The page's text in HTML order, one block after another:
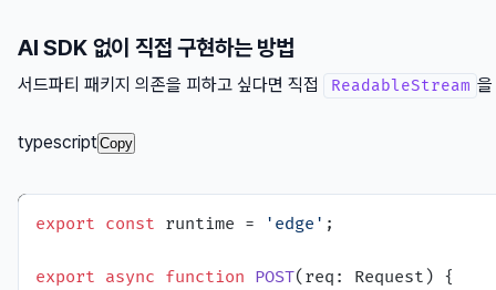
AI SDK 없이 직접 구현하는 방법
서드파티 패키지 의존을 피하고 싶다면 직접 ReadableStream
typescriptCopy
export const runtime = 'edge' ;
export async function POST( req: Request ) {